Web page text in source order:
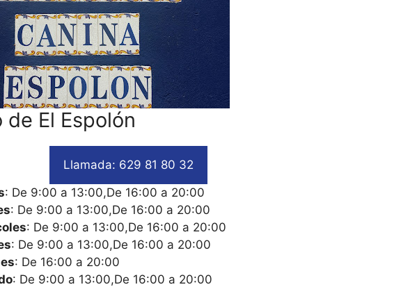
de El Espolón
Llamada: 629 81 80 32
: De 9:00 a 13:00,De 16:00 a 20:00
: De 9:00 a 13:00,De 16:00 a 20:00
: De 9:00 a 13:00,De 16:00 a 20:00
: De 9:00 a 13:00,De 16:00 a 20:00
: De 16:00 a 20:00
: De 9:00 a 13:00,De 16:00 a 20:00